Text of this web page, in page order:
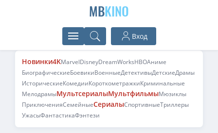
MBKINO
Вход
Новинки4KMarvelDisneyDreamWorksHBOАниме
БиографическиеБоевикиВоенныеДетективыДетскиеДрамы
ИсторическиеКомедииКороткометражкиКриминальные
МелодрамыМультсериалыМультфильмыМюзиклы
ПриключенияСемейныеСериалыСпортивныеТриллеры
УжасыФантастикаФэнтези